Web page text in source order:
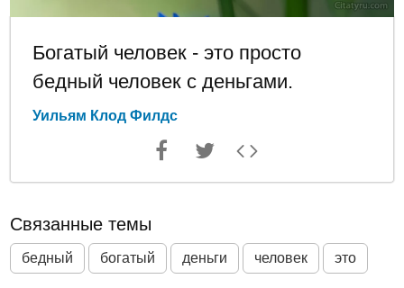
Богатый человек - это просто
бедный человек с деньгами.
Уильям Клод Филдс
Связанные темы
бедный богатый деньги человек это